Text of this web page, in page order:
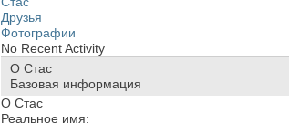
Друзья
Фотографии
No Recent Activity
О Стас
Базовая информация
О Стас
Реальное имя: